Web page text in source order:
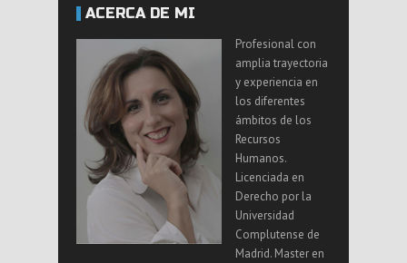
ACERCA DE MI
Profesional con
amplia trayectoria
y experiencia en
los diferentes
ámbitos de los
Recursos
Humanos.
Licenciada en
Derecho por la
Universidad
Complutense de
Madrid. Master en